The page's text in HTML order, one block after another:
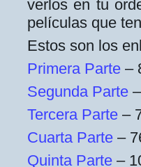
verlos en tu
películas que
Estos son los
Primera Parte –
Segunda Parte
Tercera Parte –
Cuarta Parte –
Quinta Parte –